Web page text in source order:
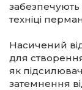
забезпечують
техніці
Насичений
для
як
затемнення